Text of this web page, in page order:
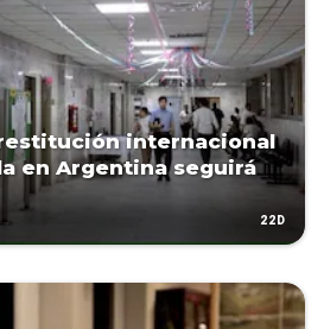
internacional
en Argentina seguirá
22D